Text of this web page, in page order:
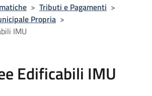
> Tributi e Pagamenti >
Propria >
IMU
Edificabili IMU